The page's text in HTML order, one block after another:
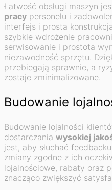
Łatwość obsługi maszyn
pracy personelu i
interfejs i prosta
szybkie wdrożenie
serwisowanie i prostota
niezawodność sprzętu.
przebiegają sprawnie, a
zostaje zminimalizowane.
Budowanie
Budowanie lojalności
dostarczania wysokiej
jest, aby słuchać
zmiany zgodne z ich
lojalnościowe, rabaty oraz
znacząco zwiększyć